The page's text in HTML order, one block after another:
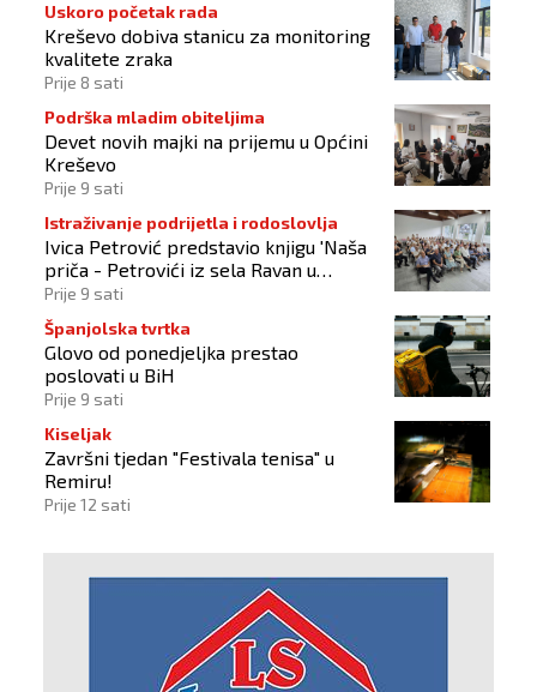
Uskoro početak rada
Kreševo dobiva stanicu za monitoring
kvalitete zraka
Prije 8 sati
Podrška mladim obiteljima
Devet novih majki na prijemu u Općini
Kreševo
Prije 9 sati
Istraživanje podrijetla i rodoslovlja
Ivica Petrović predstavio knjigu 'Naša
priča - Petrovići iz sela Ravan u
Busovači'
Prije 9 sati
Španjolska tvrtka
Glovo od ponedjeljka prestao
poslovati u BiH
Prije 9 sati
Kiseljak
Završni tjedan "Festivala tenisa" u
Remiru!
Prije 12 sati